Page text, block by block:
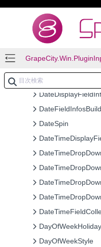
ComboDropDown
DateAlternateText
DateSpin
DayOfWeekHoliday
DayOfWeekStyle